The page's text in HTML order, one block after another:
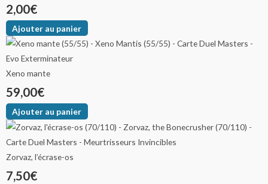
2,00€
Ajouter au panier
Xeno mante
59,00€
Ajouter au panier
Zorvaz, l’écrase-os
7,50€